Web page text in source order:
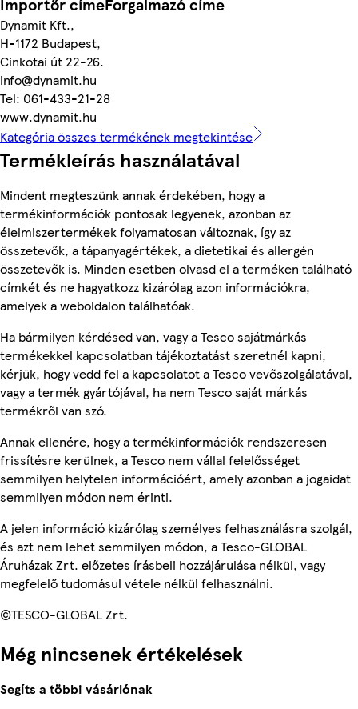
Importőr címeForgalmazó címe
Dynamit Kft.,
H-1172 Budapest,
Cinkotai út 22-26.
info@dynamit.hu
Tel: 061-433-21-28
www.dynamit.hu
Kategória összes termékének megtekintése
Termékleírás használatával
Mindent megteszünk annak érdekében, hogy a
termékinformációk pontosak legyenek, azonban az
élelmiszertermékek folyamatosan változnak, így az
összetevők, a tápanyagértékek, a dietetikai és allergén
összetevők is. Minden esetben olvasd el a terméken található
címkét és ne hagyatkozz kizárólag azon információkra,
amelyek a weboldalon találhatóak.
Ha bármilyen kérdésed van, vagy a Tesco sajátmárkás
termékekkel kapcsolatban tájékoztatást szeretnél kapni,
kérjük, hogy vedd fel a kapcsolatot a Tesco vevőszolgálatával,
vagy a termék gyártójával, ha nem Tesco saját márkás
termékről van szó.
Annak ellenére, hogy a termékinformációk rendszeresen
frissítésre kerülnek, a Tesco nem vállal felelősséget
semmilyen helytelen információért, amely azonban a jogaidat
semmilyen módon nem érinti.
A jelen információ kizárólag személyes felhasználásra szolgál,
és azt nem lehet semmilyen módon, a Tesco-GLOBAL
Áruházak Zrt. előzetes írásbeli hozzájárulása nélkül, vagy
megfelelő tudomásul vétele nélkül felhasználni.
©TESCO-GLOBAL Zrt.
Még nincsenek értékelések
Segíts a többi vásárlónak